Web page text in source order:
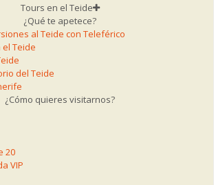
Tours en el Teide
¿Qué te apetece?
al Teide con Teleférico
Teide
del Teide
¿Cómo quieres visitarnos?
20
VIP